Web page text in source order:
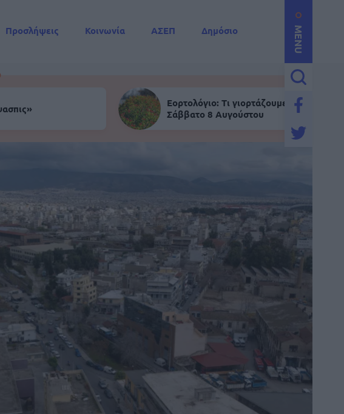
MENU
Προσλήψεις Κοινωνία ΑΣΕΠ
Δημόσιο
Εορτολόγιο: Τι γιορτάζουμε σήμερα,
Σάββατο 8 Αυγούστου